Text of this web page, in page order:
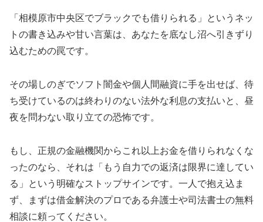
「相模原市中央区でブラックでも借りられる」というネッ
トの書き込みや甘い言葉は、あなたを底なし沼へ引きずり
込むための罠です。
その場しのぎでソフト闇金や個人間融資に手を出せば、待
ち受けているのは終わりのない法外な利息の支払いと、昼
夜を問わない取り立ての恐怖です。
もし、正規の金融機関からこれ以上お金を借りられなくな
ったのなら、それは「もう自力での返済は限界に達してい
る」という明確なストップサインです。一人で抱え込ま
ず、まずは借金解決のプロである弁護士や司法書士の無料
相談に頼ってください。